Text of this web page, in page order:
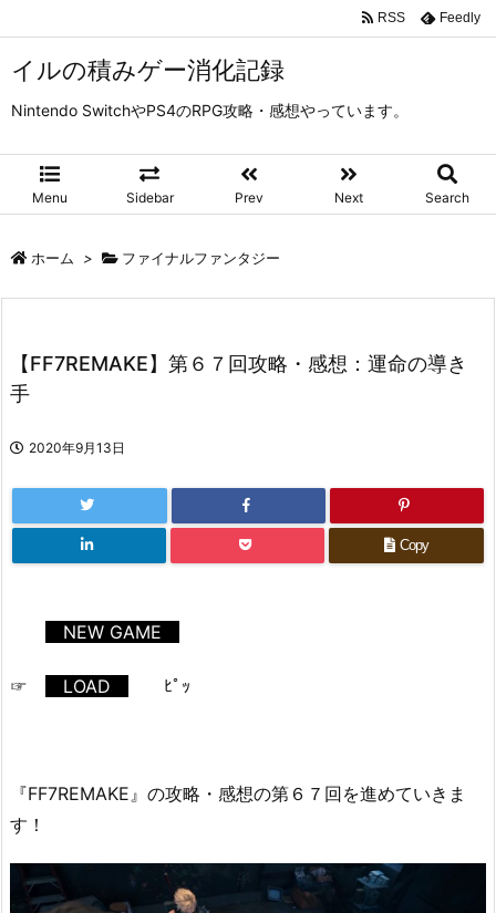
イルの積みゲー消化記録
Nintendo SwitchやPS4のRPG攻略・感想やっています。
Menu Sidebar Prev Next Search
RSS Feedly
ホーム > ファイナルファンタジー
【FF7REMAKE】第６７回攻略・感想：運命の導き
手
2020年9月13日
Copy
NEW GAME
☞ LOAD ﾋﾟｯ
『FF7REMAKE』の攻略・感想の第６７回を進めていきま
す！